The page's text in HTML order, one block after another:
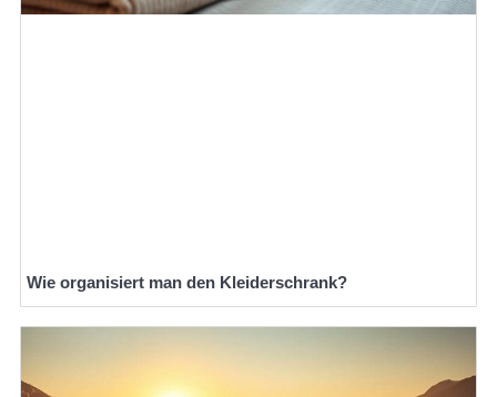
Wie organisiert man den Kleiderschrank?